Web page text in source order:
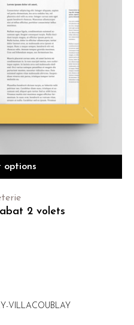
options
2 volets
VILLACOUBLAY